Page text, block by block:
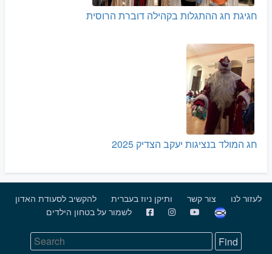
חגיגת חג ההתגלות בקהילה דוברת הרוסית
חג המולד בנציגות יעקב הצדיק 2025
לעזור לנו צור קשר ותיקן ניוז בעברית
להקשיב לסעודת האדון
לשמור על בטחון הילדים